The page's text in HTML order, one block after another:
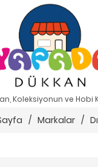
Koleksiyonun ve Hobi
/ Markalar /